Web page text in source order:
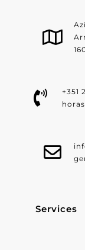
+351
Services